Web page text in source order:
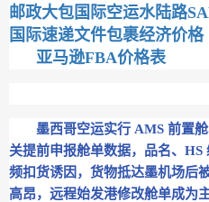
邮政大包国际空运水陆路
国际速递文件包裹经济价格
亚马逊FBA价格表
墨西哥空运实行 AMS 前置
关提前申报舱单数据，品名、
频扣货诱因，货物抵达墨机场后
高昂，远程始发港修改舱单成为